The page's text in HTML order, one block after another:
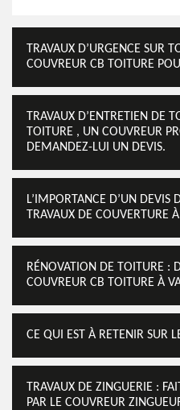
TRAVAUX D’URGENCE SUR
COUVREUR CB TOITURE
TRAVAUX D’ENTRETIEN DE
TOITURE , UN COUVREUR
DEMANDEZ-LUI UN DEVIS.
L’IMPORTANCE D’UN DEVIS
TRAVAUX DE COUVERTURE
RÉNOVATION DE TOITURE :
COUVREUR CB TOITURE À
CE QUI EST À RETENIR SUR
TRAVAUX DE ZINGUERIE :
PAR LE COUVREUR